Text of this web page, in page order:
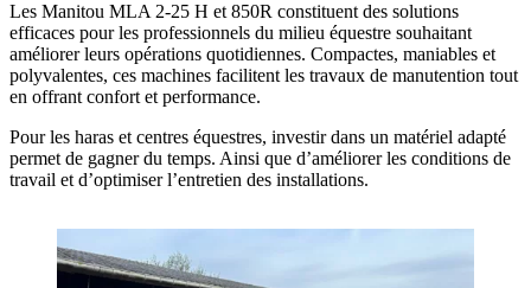
Les Manitou MLA 2-25 H et 850R constituent des solutions
efficaces pour les professionnels du milieu équestre souhaitant
améliorer leurs opérations quotidiennes. Compactes, maniables et
polyvalentes, ces machines facilitent les travaux de manutention tout
en offrant confort et performance.
Pour les haras et centres équestres, investir dans un matériel adapté
permet de gagner du temps. Ainsi que d’améliorer les conditions de
travail et d’optimiser l’entretien des installations.